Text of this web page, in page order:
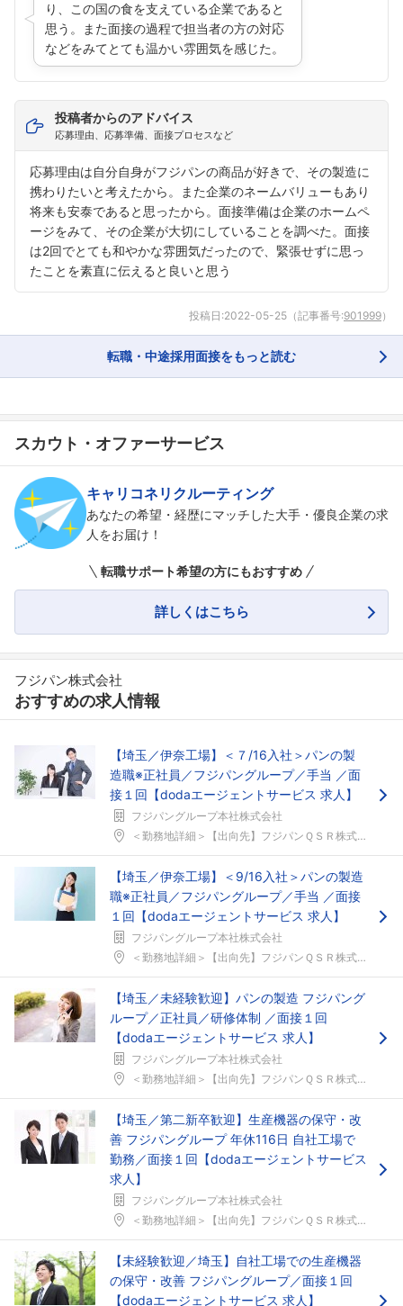
り、この国の食を支えている企業であると
思う。また面接の過程で担当者の方の対応
などをみてとても温かい雰囲気を感じた。
投稿者からのアドバイス
応募理由、応募準備、面接プロセスなど
応募理由は自分自身がフジパンの商品が好きで、その製造に
携わりたいと考えたから。また企業のネームバリューもあり
将来も安泰であると思ったから。面接準備は企業のホームペ
ージをみて、その企業が大切にしていることを調べた。面接
は2回でとても和やかな雰囲気だったので、緊張せずに思っ
たことを素直に伝えると良いと思う
投稿日:2022-05-25 （記事番号:901999）
転職・中途採用面接をもっと読む
スカウト・オファーサービス
キャリコネリクルーティング
あなたの希望・経歴にマッチした大手・優良企業の求
人をお届け！
転職サポート希望の方にもおすすめ
詳しくはこちら
フジパン株式会社
おすすめの求人情報
【埼玉／伊奈工場】＜７/16入社＞パンの製
造職※正社員／フジパングループ／手当 ／面
接１回【dodaエージェントサービス 求人】
フジパングループ本社株式会社
＜勤務地詳細＞【出向先】フジパンＱＳＲ株式会社住所...
【埼玉／伊奈工場】＜9/16入社＞パンの製造
職※正社員／フジパングループ／手当 ／面接
１回【dodaエージェントサービス 求人】
フジパングループ本社株式会社
＜勤務地詳細＞【出向先】フジパンＱＳＲ株式会社住所...
【埼玉／未経験歓迎】パンの製造 フジパング
ループ／正社員／研修体制 ／面接１回
【dodaエージェントサービス 求人】
フジパングループ本社株式会社
＜勤務地詳細＞【出向先】フジパンＱＳＲ株式会社住所...
【埼玉／第二新卒歓迎】生産機器の保守・改
善 フジパングループ 年休116日 自社工場で
勤務／面接１回【dodaエージェントサービス
求人】
フジパングループ本社株式会社
＜勤務地詳細＞【出向先】フジパンＱＳＲ株式会社住所...
【未経験歓迎／埼玉】自社工場での生産機器
の保守・改善 フジパングループ／面接１回
【dodaエージェントサービス 求人】